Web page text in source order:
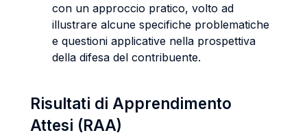
con un approccio pratico, volto ad
illustrare alcune specifiche problematiche
e questioni applicative nella prospettiva
della difesa del contribuente.
Risultati di Apprendimento
Attesi (RAA)